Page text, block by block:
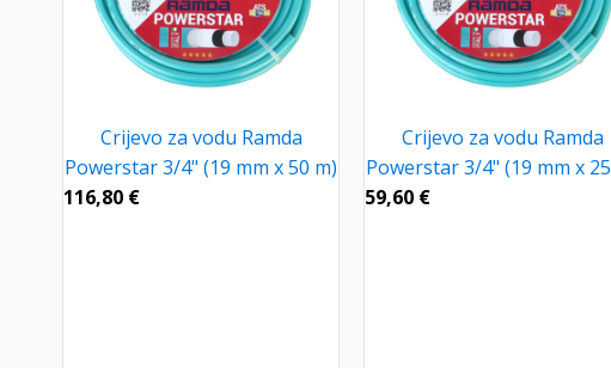
Crijevo za vodu Ramda
Powerstar 3/4" (19 mm x 50 m)
116,80 €
Crijevo za vodu Ramda
Powerstar 3/4" (19 mm x
59,60 €